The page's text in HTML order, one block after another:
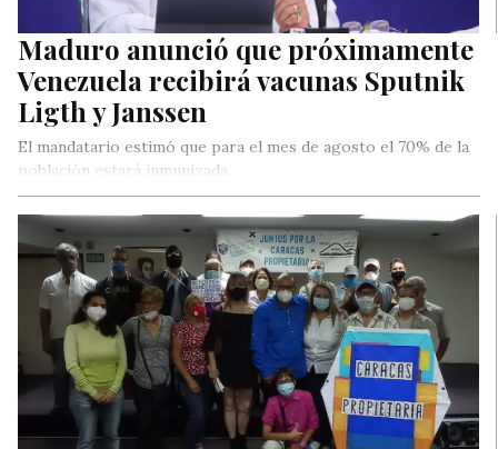
Maduro anunció que próximamente
Venezuela recibirá vacunas Sputnik
Ligth y Janssen
El mandatario estimó que para el mes de agosto el 70% de la
población estará inmunizada.